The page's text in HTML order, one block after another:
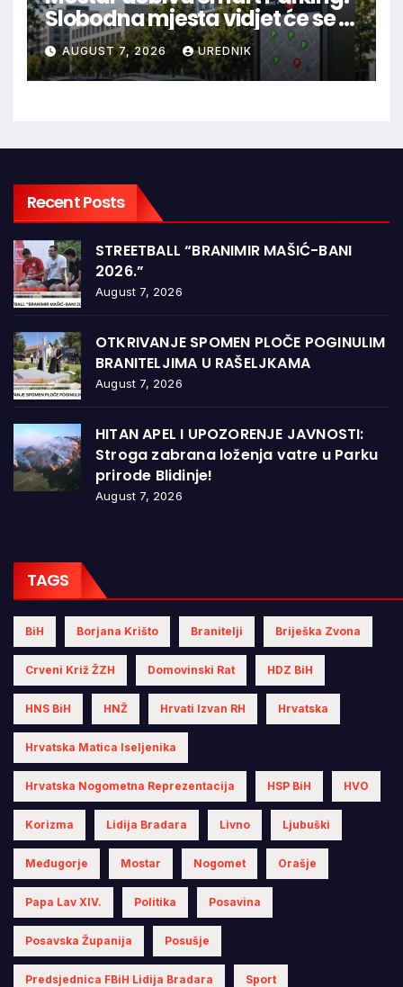
Slobodna mjesta vidjet će se u
aplikaciji
AUGUST 7, 2026 UREDNIK
Recent Posts
STREETBALL “BRANIMIR MAŠIĆ-BANI
2026.”
August 7, 2026
OTKRIVANJE SPOMEN PLOČE POGINULIM
BRANITELJIMA U RAŠELJKAMA
August 7, 2026
HITAN APEL I UPOZORENJE JAVNOSTI:
Stroga zabrana loženja vatre u Parku
prirode Blidinje!
August 7, 2026
TAGS
BiH Borjana Krišto Branitelji Briješka Zvona
Crveni Križ ŽZH Domovinski Rat HDZ BiH
HNS BiH HNŽ Hrvati Izvan RH Hrvatska
Hrvatska Matica Iseljenika
Hrvatska Nogometna Reprezentacija HSP BiH HVO
Korizma Lidija Bradara Livno Ljubuški
Međugorje Mostar Nogomet Orašje
Papa Lav XIV. Politika Posavina
Posavska Županija Posušje
Predsjednica FBiH Lidija Bradara Sport